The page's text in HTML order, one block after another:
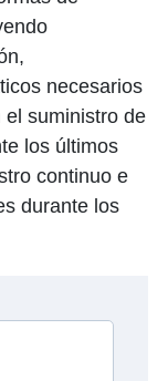
necesarios
el suministro de
los últimos
continuo e
durante los